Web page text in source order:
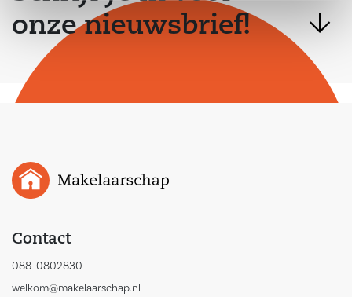
onze nieuwsbrief!
Contact
088-0802830
welkom@makelaarschap.nl